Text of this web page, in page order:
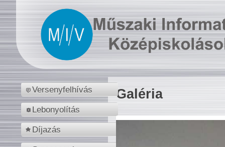
Versenyfelhívás
Lebonyolítás
Díjazás
Galéria